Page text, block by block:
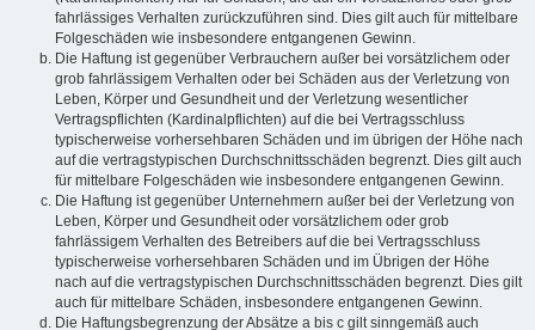
fahrlässiges Verhalten zurückzuführen sind. Dies gilt auch für mittelbare
Folgeschäden wie insbesondere entgangenen Gewinn.
Die Haftung ist gegenüber Verbrauchern außer bei vorsätzlichem oder
grob fahrlässigem Verhalten oder bei Schäden aus der Verletzung von
Leben, Körper und Gesundheit und der Verletzung wesentlicher
Vertragspflichten (Kardinalpflichten) auf die bei Vertragsschluss
typischerweise vorhersehbaren Schäden und im übrigen der Höhe nach
auf die vertragstypischen Durchschnittsschäden begrenzt. Dies gilt auch
für mittelbare Folgeschäden wie insbesondere entgangenen Gewinn.
Die Haftung ist gegenüber Unternehmern außer bei der Verletzung von
Leben, Körper und Gesundheit oder vorsätzlichem oder grob
fahrlässigem Verhalten des Betreibers auf die bei Vertragsschluss
typischerweise vorhersehbaren Schäden und im Übrigen der Höhe
nach auf die vertragstypischen Durchschnittsschäden begrenzt. Dies gilt
auch für mittelbare Schäden, insbesondere entgangenen Gewinn.
Die Haftungsbegrenzung der Absätze a bis c gilt sinngemäß auch